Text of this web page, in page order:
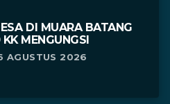
DI MUARA BATANG
MENGUNGSI
AGUSTUS 2026